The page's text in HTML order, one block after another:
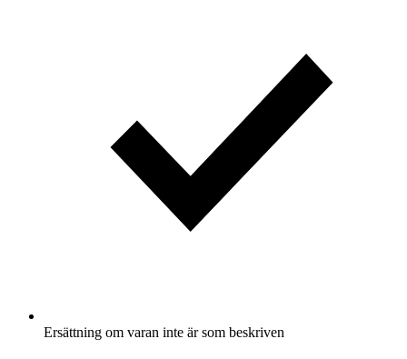
Ersättning om varan inte är som beskriven